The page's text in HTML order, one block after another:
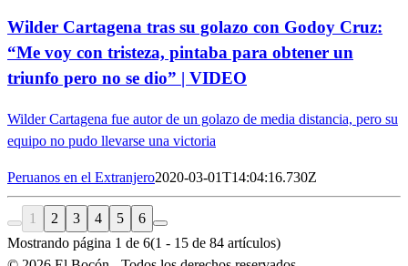
Wilder Cartagena tras su golazo con Godoy Cruz:
“Me voy con tristeza, pintaba para obtener un
triunfo pero no se dio” | VIDEO
Wilder Cartagena fue autor de un golazo de media distancia, pero su
equipo no pudo llevarse una victoria
Peruanos en el Extranjero2020-03-01T14:04:16.730Z
1 2 3 4 5
6
Mostrando página 1 de 6(1 - 15 de 84 artículos)